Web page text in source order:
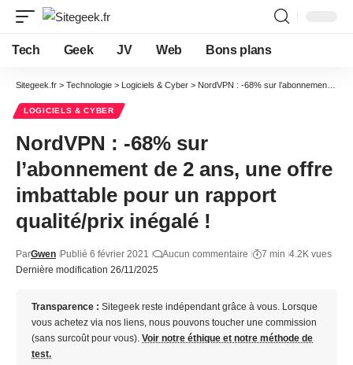
Tech Geek JV Web Bons plans
Sitegeek.fr > Technologie > Logiciels & Cyber > NordVPN : -68% sur l’abonnement de 2 ans, une offre imbattable pour un rapport qualité/prix inégalé !
LOGICIELS & CYBER
NordVPN : -68% sur
l’abonnement de 2 ans, une offre
imbattable pour un rapport
qualité/prix inégalé !
Dernière modification 26/11/2025
ParGwen Publié 6 février 2021 Aucun commentaire 7 min 4.2K vues
Transparence : Sitegeek reste indépendant grâce à vous. Lorsque
vous achetez via nos liens, nous pouvons toucher une commission
(sans surcoût pour vous). Voir notre éthique et notre méthode de
test.